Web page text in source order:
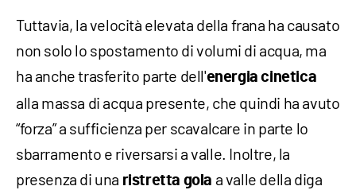
Tuttavia, la velocità elevata della frana ha causato
non solo lo spostamento di volumi di acqua, ma
ha anche trasferito parte dell'energia cinetica
alla massa di acqua presente, che quindi ha avuto
“forza” a sufficienza per scavalcare in parte lo
sbarramento e riversarsi a valle. Inoltre, la
presenza di una ristretta gola a valle della diga